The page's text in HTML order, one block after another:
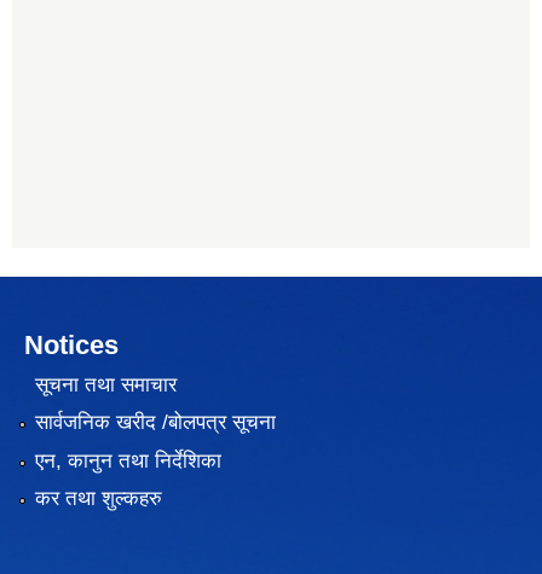
Notices
सूचना तथा समाचार
सार्वजनिक खरीद /बोलपत्र सूचना
एन, कानुन तथा निर्देशिका
कर तथा शुल्कहरु